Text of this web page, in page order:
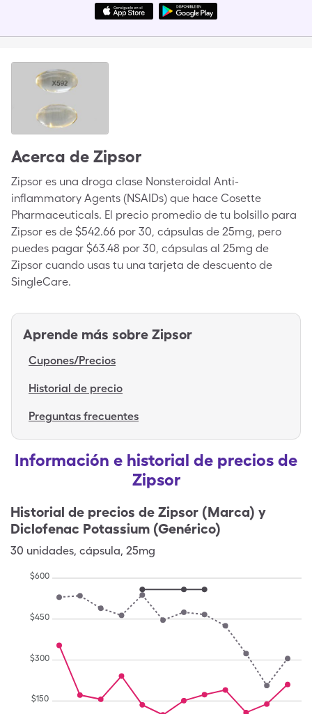
Acerca de Zipsor
Zipsor es una droga clase Nonsteroidal Anti-
inflammatory Agents (NSAIDs) que hace Cosette
Pharmaceuticals. El precio promedio de tu bolsillo para
Zipsor es de $542.66 por 30, cápsulas de 25mg, pero
puedes pagar $63.48 por 30, cápsulas al 25mg de
Zipsor cuando usas tu una tarjeta de descuento de
SingleCare.
Aprende más sobre Zipsor
Cupones/Precios
Historial de precio
Preguntas frecuentes
Información e historial de precios de
Zipsor
Historial de precios de Zipsor (Marca) y
Diclofenac Potassium (Genérico)
30 unidades, cápsula, 25mg
$150
$300
$450
$600